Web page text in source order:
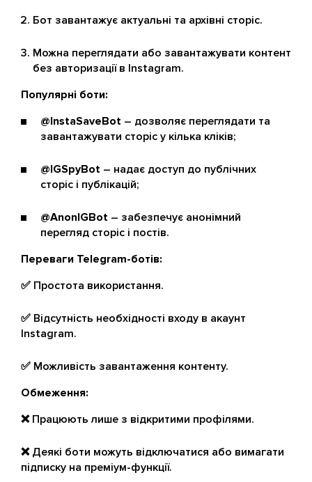
Бот завантажує актуальні та архівні сторіс.
Можна переглядати або завантажувати контент
без авторизації в Instagram.
Популярні боти:
@InstaSaveBot – дозволяє переглядати та
завантажувати сторіс у кілька кліків;
@IGSpyBot – надає доступ до публічних
сторіс і публікацій;
@AnonIGBot – забезпечує анонімний
перегляд сторіс і постів.
Переваги Telegram-ботів:
✅ Простота використання.
✅ Відсутність необхідності входу в акаунт
Instagram.
✅ Можливість завантаження контенту.
Обмеження:
❌ Працюють лише з відкритими профілями.
❌ Деякі боти можуть відключатися або вимагати
підписку на преміум-функції.